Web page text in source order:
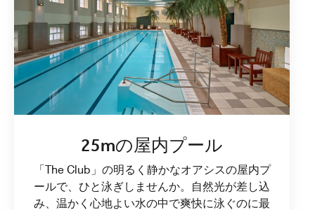
25mの屋内プール
「The Club」の明るく静かなオアシスの屋内プ
ールで、ひと泳ぎしませんか。自然光が差し込
み、温かく心地よい水の中で爽快に泳ぐのに最